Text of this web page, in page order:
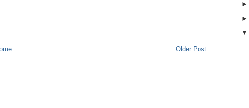
Older Post
►
►
▼